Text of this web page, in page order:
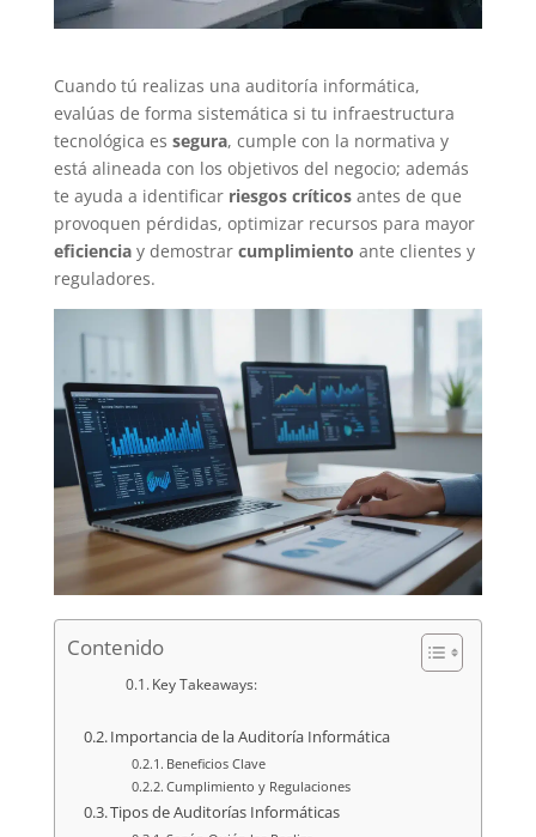
Cuando tú realizas una auditoría informática,
evalúas de forma sistemática si tu infraestructura
tecnológica es segura, cumple con la normativa y
está alineada con los objetivos del negocio; además
te ayuda a identificar riesgos críticosantes de que
provoquen pérdidas, optimizar recursos para mayor
eficienciay demostrar cumplimiento ante clientes y
reguladores.
Contenido
Key Takeaways:
Importancia de la Auditoría Informática
Beneficios Clave
Cumplimiento y Regulaciones
Tipos de Auditorías Informáticas